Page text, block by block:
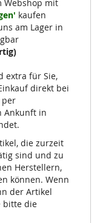
Webshop mit
kaufen
am Lager in
extra für Sie,
direkt bei
per
Ankunft in
die zurzeit
sind und zu
Herstellern,
können. Wenn
der Artikel
bitte die